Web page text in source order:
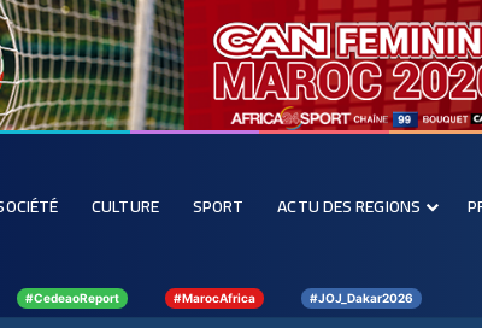
CULTURE SPORT ACTU DES REGIONS
#CedeaoReport #MarocAfrica #JOJ_Dakar2026